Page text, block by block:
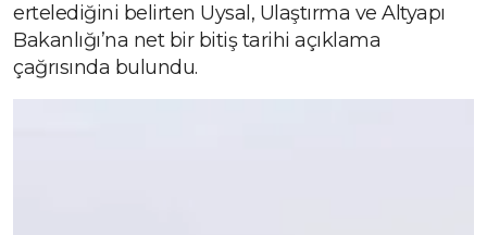
ertelediğini belirten Uysal, Ulaştırma ve Altyapı
Bakanlığı’na net bir bitiş tarihi açıklama
çağrısında bulundu.